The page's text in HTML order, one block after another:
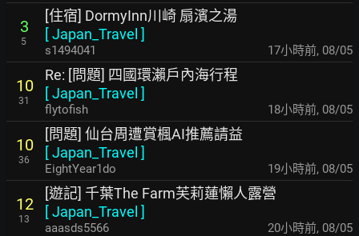
3
5
[住宿] DormyInn川崎 扇濱之湯
[Japan_Travel ]
s1494041 17小時前, 08/05
10
31
Re: [問題] 四國環瀨戶內海行程
[Japan_Travel ]
flytofish 18小時前, 08/05
10
36
[問題] 仙台周遭賞楓AI推薦請益
[Japan_Travel ]
EightYear1do 19小時前, 08/05
12
13
[遊記] 千葉The Farm芙莉蓮懶人露營
[Japan_Travel ]
aaasds5566 20小時前, 08/05